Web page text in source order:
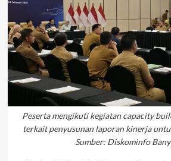
Peserta mengikuti kegiatan capacity
terkait penyusunan laporan kinerja
Sumber: Diskominfo